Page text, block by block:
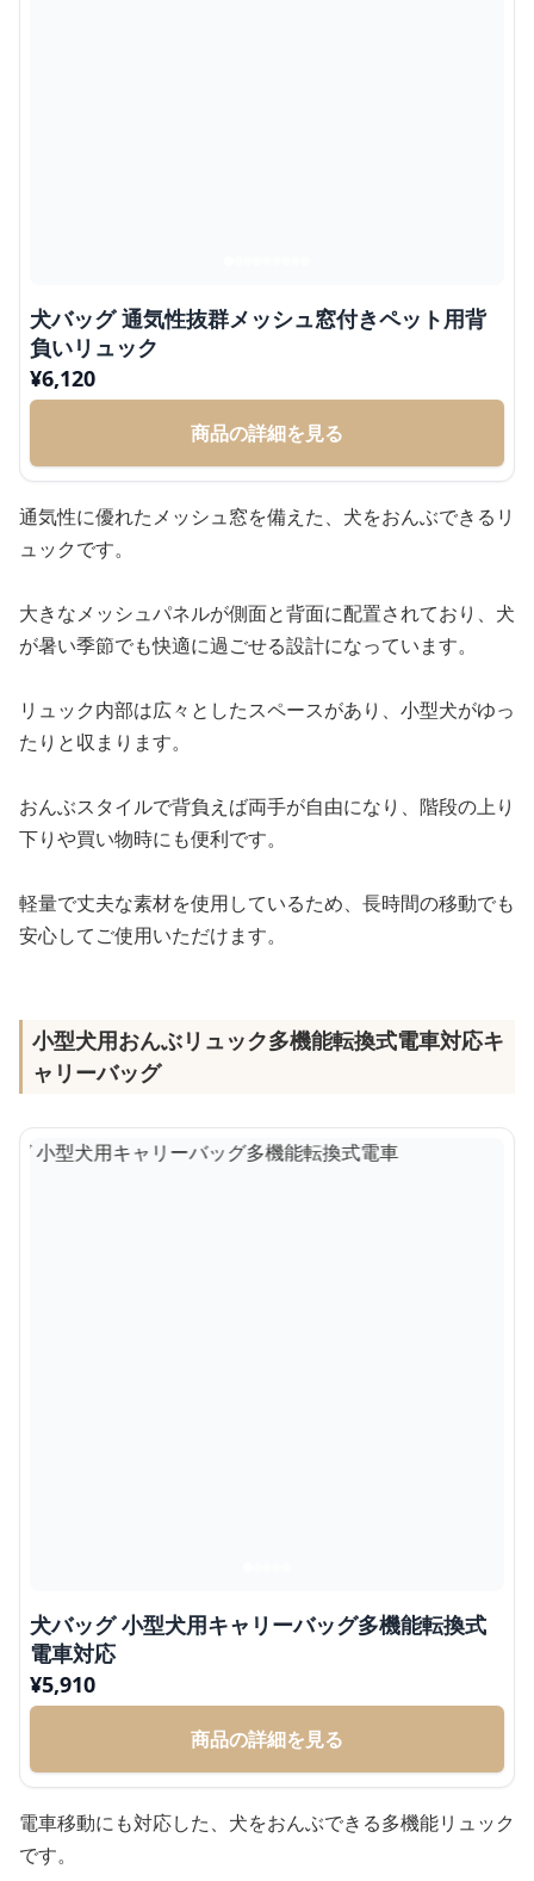
犬バッグ 通気性抜群メッシュ窓付きペット用背
負いリュック
¥6,120
商品の詳細を見る
通気性に優れたメッシュ窓を備えた、犬をおんぶできるリ
ュックです。
大きなメッシュパネルが側面と背面に配置されており、犬
が暑い季節でも快適に過ごせる設計になっています。
リュック内部は広々としたスペースがあり、小型犬がゆっ
たりと収まります。
おんぶスタイルで背負えば両手が自由になり、階段の上り
下りや買い物時にも便利です。
軽量で丈夫な素材を使用しているため、長時間の移動でも
安心してご使用いただけます。
小型犬用おんぶリュック多機能転換式電車対応キ
ャリーバッグ
犬バッグ 小型犬用キャリーバッグ多機能転換式
電車対応
¥5,910
商品の詳細を見る
電車移動にも対応した、犬をおんぶできる多機能リュック
です。